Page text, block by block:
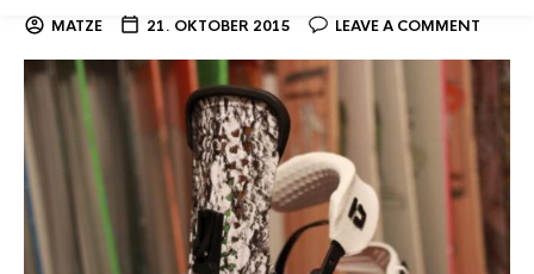
MATZE 21. OKTOBER 2015 LEAVE A COMMENT